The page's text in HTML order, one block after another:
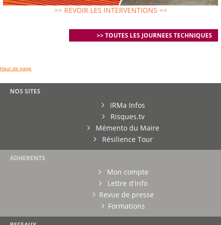
>> REVOIR LES INTERVENTIONS <<
>> TOUTES LES JOURNEES TECHNIQUES
Haut de page
NOS SITES
IRMa Infos
Risques.tv
Mémento du Maire
Résilience Tour
ADHERENTS
Mon compte
Lettre d'info
Revue de presse
Formations